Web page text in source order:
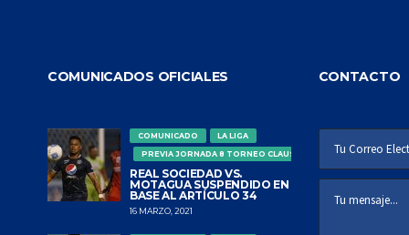
COMUNICADOS OFICIALES
COMUNICADO
LA LIGA
PREVIA JORNADA 8 TORNEO CLAUSURA
REAL SOCIEDAD VS.
MOTAGUA SUSPENDIDO EN
BASE AL ARTÍCULO 34
16 MARZO, 2021
CONTACTO